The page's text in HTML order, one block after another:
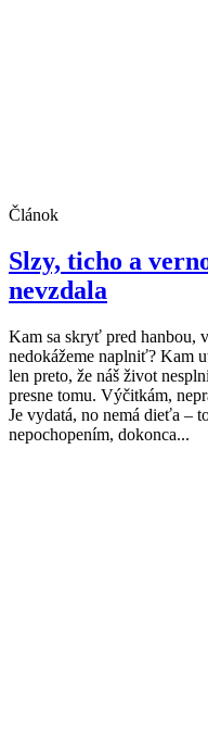
Článok
Slzy, ticho a
nevzdala
Kam sa skryť pred hanbou,
nedokážeme naplniť? Kam
len preto, že náš život
presne tomu. Výčitkám,
Je vydatá, no nemá dieťa –
nepochopením, dokonca...